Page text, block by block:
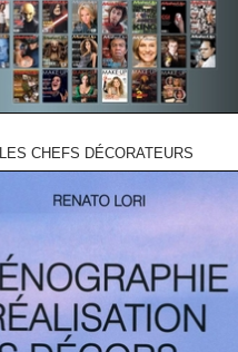
LES CHEFS DÉCORATEURS